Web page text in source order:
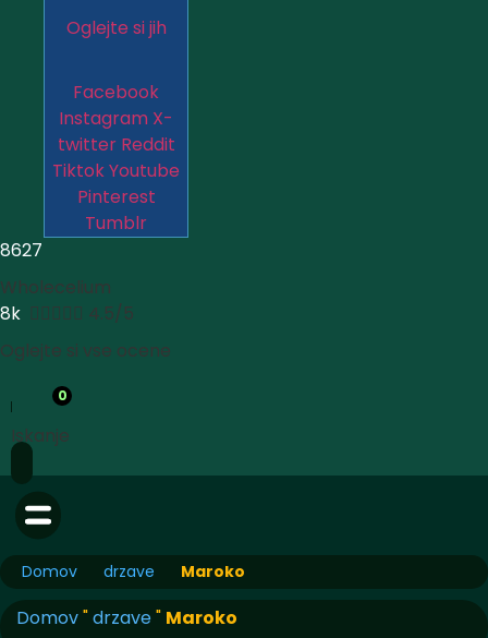
Oglejte si jih
Facebook
Instagram X-
twitter Reddit
TiktokYoutube
Pinterest
Tumblr
8627
Wholecelium
8k  4.5/5
Oglejte si vse ocene
0
Iskanje
Domov drzave Maroko
Domov"drzave" Maroko